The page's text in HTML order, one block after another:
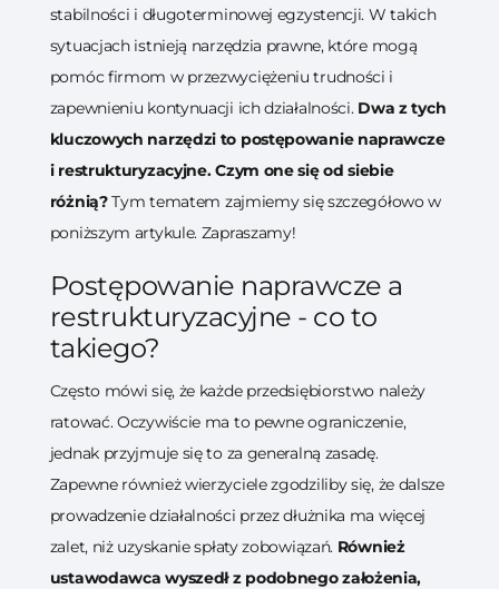
stabilności i długoterminowej egzystencji. W takich
sytuacjach istnieją narzędzia prawne, które mogą
pomóc firmom w przezwyciężeniu trudności i
zapewnieniu kontynuacji ich działalności. Dwa z tych
kluczowych narzędzi to postępowanie naprawcze
i restrukturyzacyjne. Czym one się od siebie
różnią?Tym tematem zajmiemy się szczegółowo w
poniższym artykule. Zapraszamy!
Postępowanie naprawcze a
restrukturyzacyjne - co to
takiego?
Często mówi się, że każde przedsiębiorstwo należy
ratować. Oczywiście ma to pewne ograniczenie,
jednak przyjmuje się to za generalną zasadę.
Zapewne również wierzyciele zgodziliby się, że dalsze
prowadzenie działalności przez dłużnika ma więcej
zalet, niż uzyskanie spłaty zobowiązań. Również
ustawodawca wyszedł z podobnego założenia,